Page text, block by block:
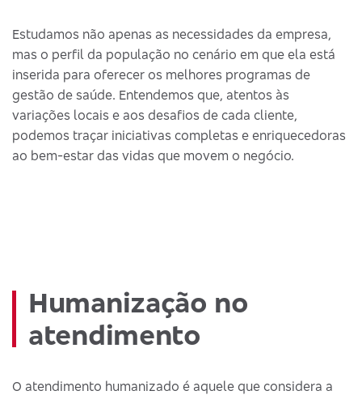
Estudamos não apenas as necessidades da empresa,
mas o perfil da população no cenário em que ela está
inserida para oferecer os melhores programas de
gestão de saúde. Entendemos que, atentos às
variações locais e aos desafios de cada cliente,
podemos traçar iniciativas completas e enriquecedoras
ao bem-estar das vidas que movem o negócio.
Humanização no
atendimento
O atendimento humanizado é aquele que considera a